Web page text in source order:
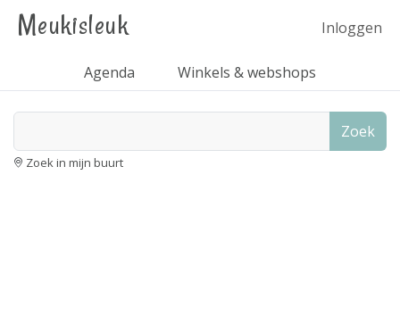
Meukisleuk Inloggen
Agenda Winkels & webshops
Zoek
Zoek in mijn buurt